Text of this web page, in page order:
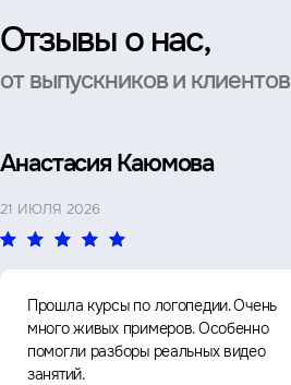
Отзывы о нас,
от выпускников и клиентов
Анастасия Каюмова
21 ИЮЛЯ 2026
Прошла курсы по логопедии. Очень
много живых примеров. Особенно
помогли разборы реальных видео
занятий.